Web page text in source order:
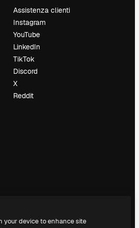
Assistenza clienti
Instagram
YouTube
LinkedIn
TikTok
Discord
X
Reddit
your device to enhance site